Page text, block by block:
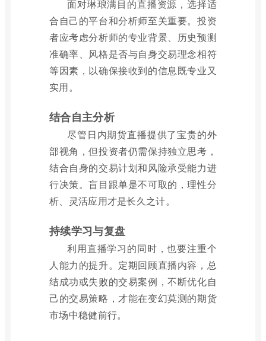
面对琳琅满目的直播资源，选择适
合自己的平台和分析师至关重要。投资
者应考虑分析师的专业背景、历史预测
准确率、风格是否与自身交易理念相符
等因素，以确保接收到的信息既专业又
实用。
结合自主分析
尽管日内期货直播提供了宝贵的外
部视角，但投资者仍需保持独立思考，
结合自身的交易计划和风险承受能力进
行决策。盲目跟单是不可取的，理性分
析、灵活应用才是长久之计。
持续学习与复盘
利用直播学习的同时，也要注重个
人能力的提升。定期回顾直播内容，总
结成功或失败的交易案例，不断优化自
己的交易策略，才能在变幻莫测的期货
市场中稳健前行。